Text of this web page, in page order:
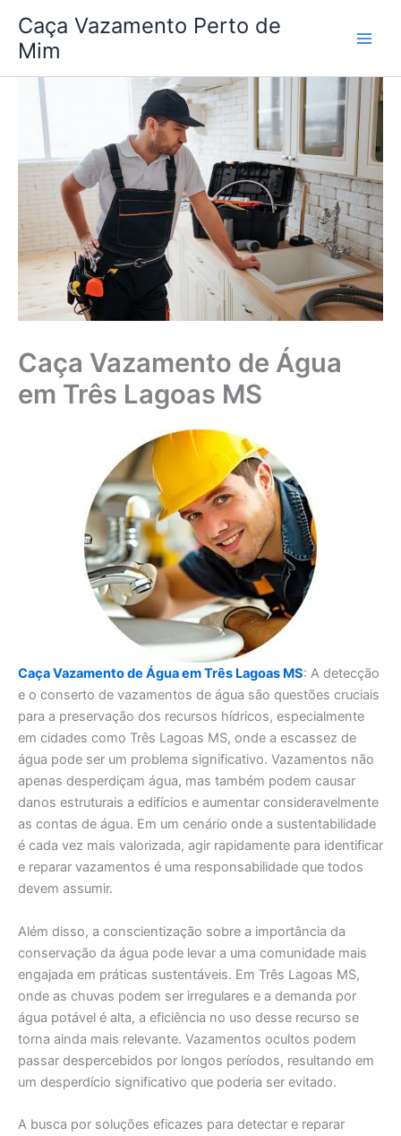
para
conteúdo
Caça Vazamento Perto de
Mim
Caça Vazamento de Água
em Três Lagoas MS
Caça Vazamento de Água em Três Lagoas MS: A detecção
e o conserto de vazamentos de água são questões cruciais
para a preservação dos recursos hídricos, especialmente
em cidades como Três Lagoas MS, onde a escassez de
água pode ser um problema significativo. Vazamentos não
apenas desperdiçam água, mas também podem causar
danos estruturais a edifícios e aumentar consideravelmente
as contas de água. Em um cenário onde a sustentabilidade
é cada vez mais valorizada, agir rapidamente para identificar
e reparar vazamentos é uma responsabilidade que todos
devem assumir.
Além disso, a conscientização sobre a importância da
conservação da água pode levar a uma comunidade mais
engajada em práticas sustentáveis. Em Três Lagoas MS,
onde as chuvas podem ser irregulares e a demanda por
água potável é alta, a eficiência no uso desse recurso se
torna ainda mais relevante. Vazamentos ocultos podem
passar despercebidos por longos períodos, resultando em
um desperdício significativo que poderia ser evitado.
A busca por soluções eficazes para detectar e reparar